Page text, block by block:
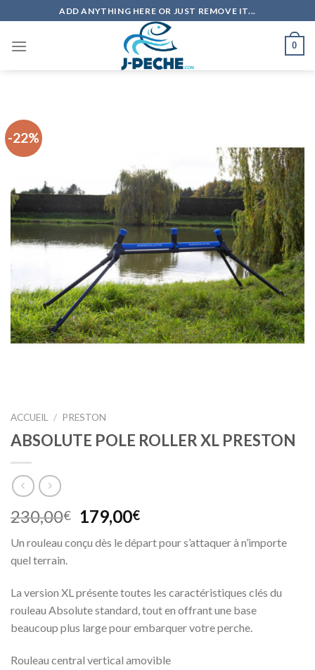
to
content
ADD ANYTHING HERE OR JUST REMOVE IT...
0
-22%
ACCUEIL / PRESTON
ABSOLUTE POLE ROLLER XL PRESTON
230,00€
Le
initial
179,00€Le
actuel
Un rouleau conçu dès le départ pour s’attaquer à n’importe
quel terrain.
La version XL présente toutes les caractéristiques clés du
rouleau Absolute standard, tout en offrant une base
beaucoup plus large pour embarquer votre perche.
Rouleau central vertical amovible